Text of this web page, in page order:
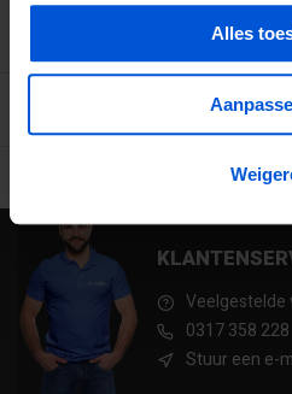
Alles
3194 klanten geven ons een 9.1
Ruime voorraad in kwalitatieve
Veelgestelde
0317 358 228
Stuur een e-